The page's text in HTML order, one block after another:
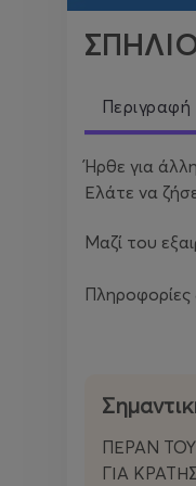
Περιγραφή
Ήρθε για
Ελάτε να
Μαζί του
Πληροφορίες
ΠΕΡΑΝ
ΓΙΑ